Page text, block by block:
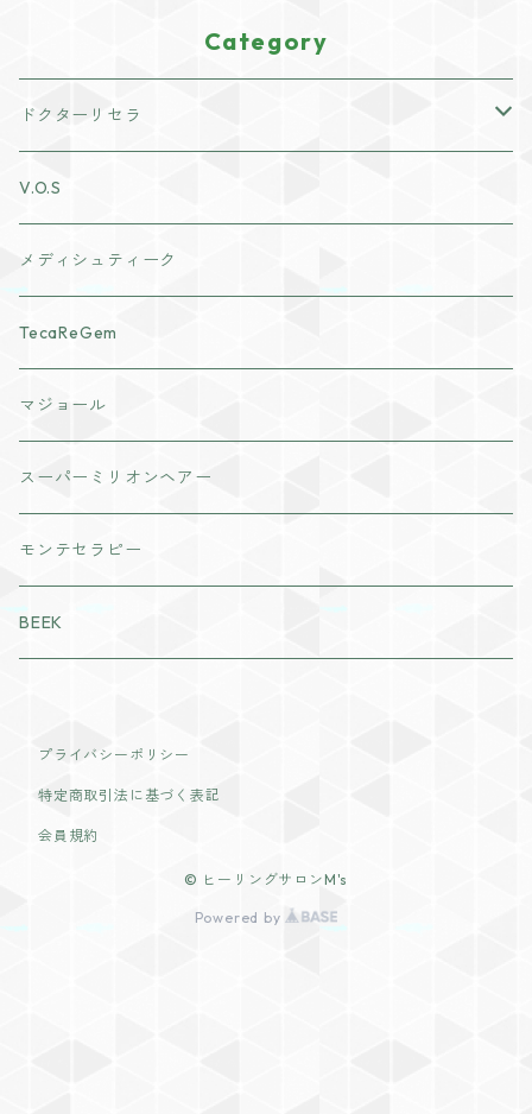
Category
ドクターリセラ
アクアヴィーナススキンケア
クレンジング・洗顔
化粧水
ジェル・クリーム
ナチュリスティーアクレス
cocochia
VI PLANTE
リキッド
ディフェンサー
インナーケア
粒タイプ
パウダータイプ
V.O.S
メディシュティーク
TecaReGem
マジョール
スーパーミリオンヘアー
モンテセラピー
BEEK
プライバシーポリシー
特定商取引法に基づく表記
会員規約
© ヒーリングサロンM's
Powered by